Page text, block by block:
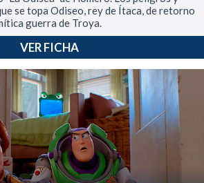
se topa Odiseo, rey de Ítaca, de retorno
guerra de Troya.
VER FICHA